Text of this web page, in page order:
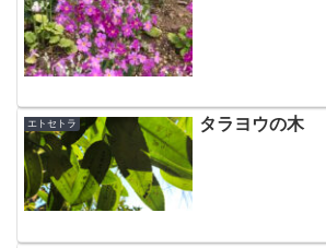
エトセトラ タラヨウの木